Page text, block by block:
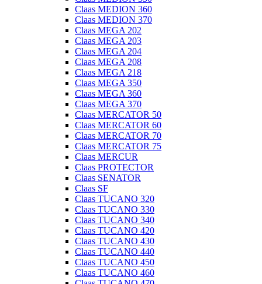
Claas MEDION 360
Claas MEDION 370
Claas MEGA 202
Claas MEGA 203
Claas MEGA 204
Claas MEGA 208
Claas MEGA 218
Claas MEGA 350
Claas MEGA 360
Claas MEGA 370
Claas MERCATOR 50
Claas MERCATOR 60
Claas MERCATOR 70
Claas MERCATOR 75
Claas MERCUR
Claas PROTECTOR
Claas SENATOR
Claas SF
Claas TUCANO 320
Claas TUCANO 330
Claas TUCANO 340
Claas TUCANO 420
Claas TUCANO 430
Claas TUCANO 440
Claas TUCANO 450
Claas TUCANO 460